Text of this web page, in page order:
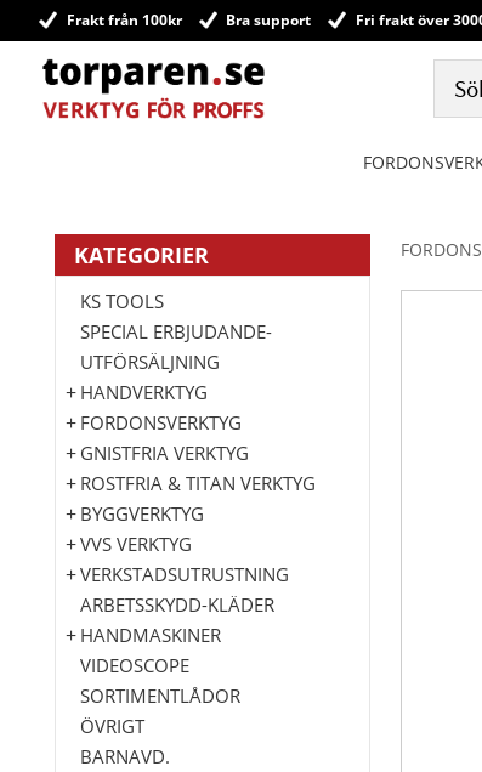
Frakt från 100kr Bra support Fri frakt över
KATEGORIER
KS TOOLS
SPECIAL ERBJUDANDE-
UTFÖRSÄLJNING
HANDVERKTYG
FORDONSVERKTYG
GNISTFRIA VERKTYG
ROSTFRIA & TITAN VERKTYG
BYGGVERKTYG
VVS VERKTYG
VERKSTADSUTRUSTNING
ARBETSSKYDD-KLÄDER
HANDMASKINER
VIDEOSCOPE
SORTIMENTLÅDOR
ÖVRIGT
BARNAVD.